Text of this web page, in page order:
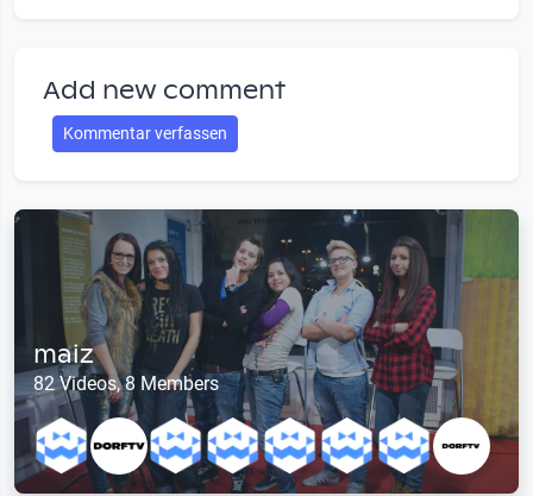
Add new comment
Kommentar verfassen
maiz
82 Videos, 8 Members